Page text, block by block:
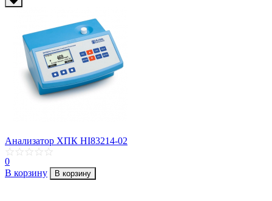
Анализатор ХПК HI83214-02
0
В корзину
В корзину